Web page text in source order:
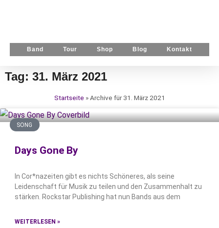
Band Tour Shop Blog Kontakt
Tag: 31. März 2021
Startseite »Archive für 31. März 2021
SONG
Days Gone By
In Cor*nazeiten gibt es nichts Schöneres, als seine
Leidenschaft für Musik zu teilen und den Zusammenhalt zu
stärken. Rockstar Publishing hat nun Bands aus dem
WEITERLESEN »